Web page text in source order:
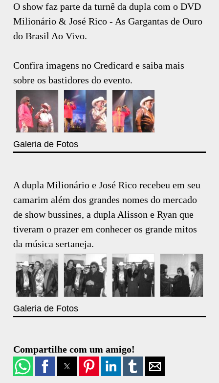
O show faz parte da turnê da dupla com o DVD
Milionário & José Rico - As Gargantas de Ouro
do Brasil Ao Vivo.
Confira imagens no Credicard e saiba mais
sobre os bastidores do evento.
Galeria de Fotos
A dupla Milionário e José Rico recebeu em seu
camarim além dos grandes nomes do mercado
de show bussines, a dupla Alisson e Ryan que
tiveram o prazer em conhecer os grande mitos
da música sertaneja.
Galeria de Fotos
Compartilhe com um amigo!